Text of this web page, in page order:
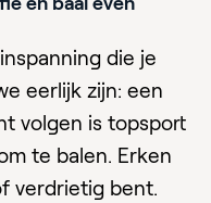
die je
eerlijk zijn: een
volgen is topsport
te balen. Erken
verdrietig bent.